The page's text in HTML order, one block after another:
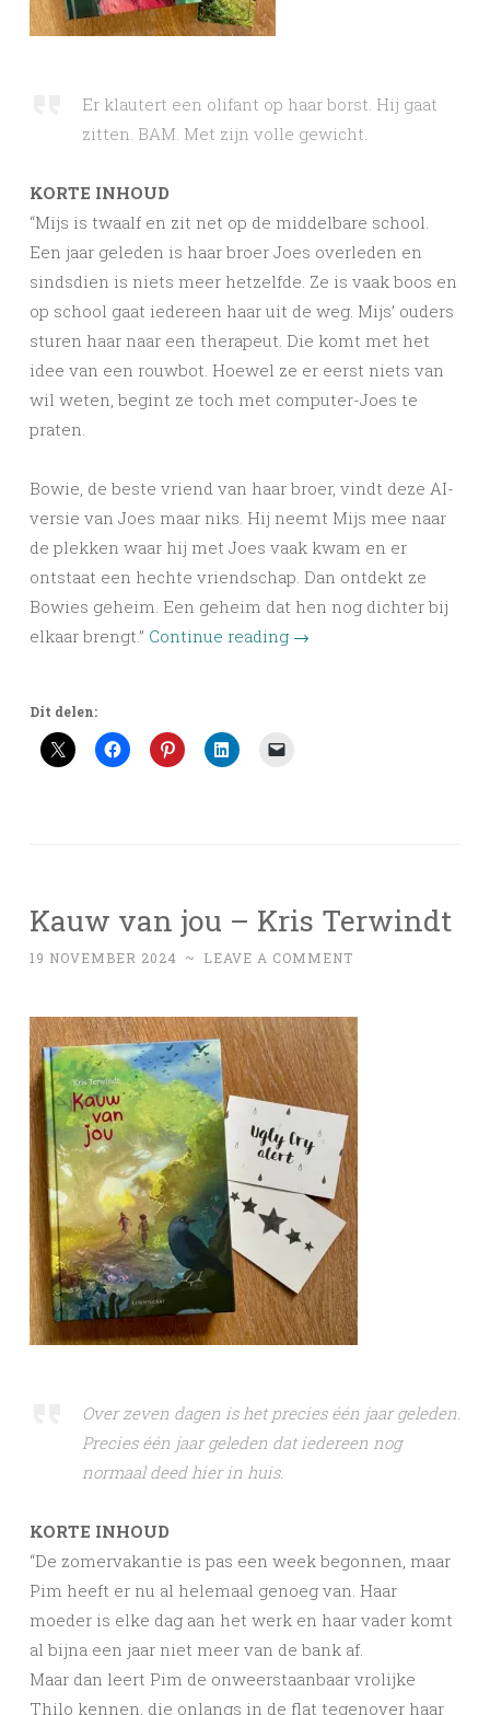
Er klautert een olifant op haar borst. Hij gaat
zitten. BAM. Met zijn volle gewicht.
KORTE INHOUD
“Mijs is twaalf en zit net op de middelbare school.
Een jaar geleden is haar broer Joes overleden en
sindsdien is niets meer hetzelfde. Ze is vaak boos en
op school gaat iedereen haar uit de weg. Mijs’ ouders
sturen haar naar een therapeut. Die komt met het
idee van een rouwbot. Hoewel ze er eerst niets van
wil weten, begint ze toch met computer-Joes te
praten.
Bowie, de beste vriend van haar broer, vindt deze AI-
versie van Joes maar niks. Hij neemt Mijs mee naar
de plekken waar hij met Joes vaak kwam en er
ontstaat een hechte vriendschap. Dan ontdekt ze
Bowies geheim. Een geheim dat hen nog dichter bij
elkaar brengt.” Continue reading →
Dit delen:
Kauw van jou – Kris Terwindt
19 NOVEMBER 2024 ~ LEAVE A COMMENT
Over zeven dagen is het precies één jaar geleden.
Precies één jaar geleden dat iedereen nog
normaal deed hier in huis.
KORTE INHOUD
“De zomervakantie is pas een week begonnen, maar
Pim heeft er nu al helemaal genoeg van. Haar
moeder is elke dag aan het werk en haar vader komt
al bijna een jaar niet meer van de bank af.
Maar dan leert Pim de onweerstaanbaar vrolijke
Thilo kennen, die onlangs in de flat tegenover haar